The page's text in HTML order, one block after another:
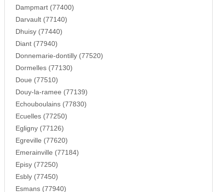
Dampmart (77400)
Darvault (77140)
Dhuisy (77440)
Diant (77940)
Donnemarie-dontilly (77520)
Dormelles (77130)
Doue (77510)
Douy-la-ramee (77139)
Echouboulains (77830)
Ecuelles (77250)
Egligny (77126)
Egreville (77620)
Emerainville (77184)
Episy (77250)
Esbly (77450)
Esmans (77940)